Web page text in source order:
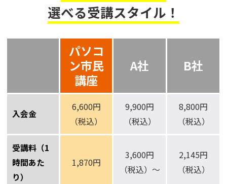
選べる受講スタイル！
パソコ
ン市民
講座
A社 B社
入会金
6,600円
（税込）
9,900円
（税込）
8,800円
（税込）
受講料（1
時間あた
り）
1,870円
3,600円
（税込）～
2,145円
（税込）